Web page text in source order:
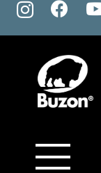
Sitemap